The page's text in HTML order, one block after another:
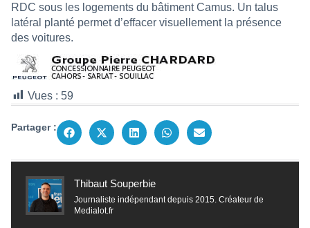
RDC sous les logements du bâtiment Camus. Un talus
latéral planté permet d’effacer visuellement la présence
des voitures.
Vues : 59
Partager :
Thibaut Souperbie
Journaliste indépendant depuis 2015. Créateur de
Medialot.fr